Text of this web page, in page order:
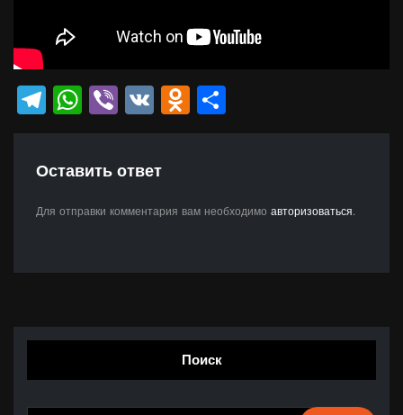
Telegram
WhatsApp
Viber
VK Odnoklassniki
Оставить ответ
Для отправки комментария вам необходимо авторизоваться.
Поиск